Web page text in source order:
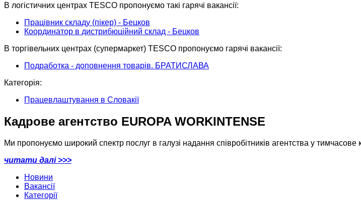
В логістичних центрах TESCO пропонуємо такі гарячі вакансії:
Працівник складу (пікер) - Бецков
Координатор в дистрибюційний склад - Бецков
В торгівельних центрах (супермаркет) TESCO пропонуємо гарячі вакансії:
Подработка - доповнення товарів. БРАТИСЛАВА
Категорія:
Працевлаштування в Словакії
Кадрове агентство EUROPA WORKINTENSE
Ми пропонуємо широкий спектр послуг в галузі надання співробітників агентства у тимчасове
читати далі >>>
Новини
Вакансії
Категорії